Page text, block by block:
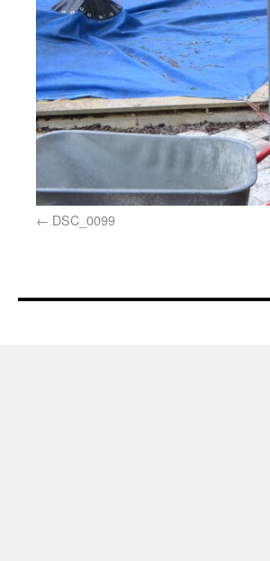
DSC_0099